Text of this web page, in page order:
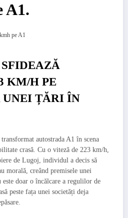
A1.
KM/H PE
UNEI ȚĂRI ÎN
autostrada A1 în scena
crasă. Cu o viteză de 223 km/h,
de Lugoj, individul a decis să
morală, creând premisele unei
doar o încălcare a regulilor de
peste fața unei societăți deja